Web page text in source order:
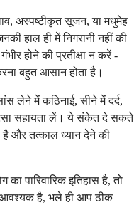
अस्पष्टीकृत सूजन, या मधुमेह
हाल ही में निगरानी नहीं की
होने की प्रतीक्षा न करें -
बहुत आसान होता है।
लेने में कठिनाई, सीने में दर्द,
सहायता लें। ये संकेत दे सकते
है और तत्काल ध्यान देने की
पारिवारिक इतिहास है, तो
आवश्यक है, भले ही आप ठीक